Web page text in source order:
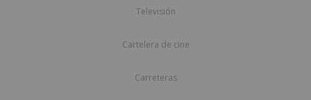
Televisión
Cartelera de cine
Carreteras